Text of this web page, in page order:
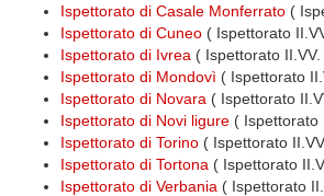
Ispettorato di Casale Monferrato (
Ispettorato di Cuneo ( Ispettorato
Ispettorato di Ivrea ( Ispettorato II.VV.
Ispettorato di Mondovì ( Ispettorato
Ispettorato di Novara ( Ispettorato
Ispettorato di Novi ligure ( Ispettorato
Ispettorato di Torino ( Ispettorato
Ispettorato di Tortona ( Ispettorato
Ispettorato di Verbania ( Ispettorato